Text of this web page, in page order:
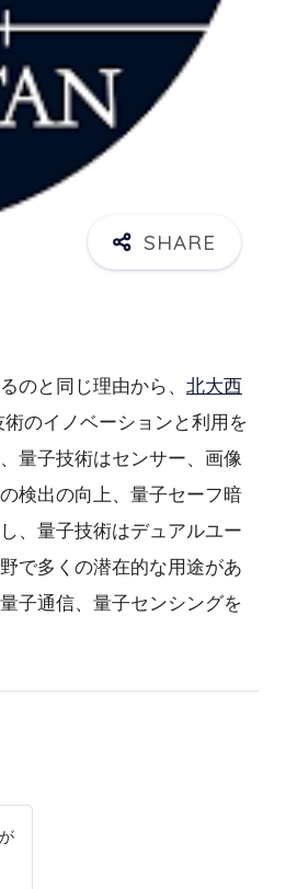
のと同じ理由から、 北大西
のイノベーションと利用を
量子技術はセンサー、画像
検出の向上、量子セーフ暗
、量子技術はデュアルユー
で多くの潜在的な用途があ
子通信、量子センシングを